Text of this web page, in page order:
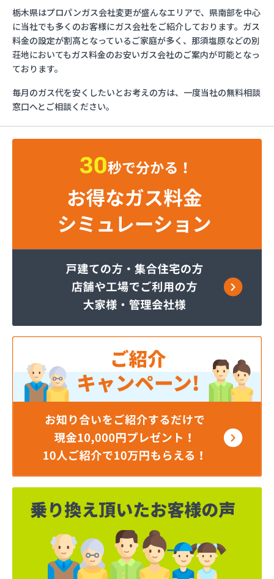
フジオックス株式会社 宇都宮営業所
マイシティプロパンガス
ミライフ株式会社 大田原店
烏山プロパン株式会社
烏山通運株式会社プロパンガス
益田屋プロパン有限会社
横川食販株式会社 一里販売所
横川食販株式会社一里販売所
河原実業株式会社 藤岡営業所
株式会社JAエルサポート LPガス総合センター
株式会社JAエルサポート じゃすぽーと真岡SS
株式会社JAエルサポート 県東支店
株式会社JAエルサポート 日光営業所
株式会社JAエルサポート
株式会社JAエルサポート 県北支店
株式会社MIKANE
株式会社TOKAI 小山支店
株式会社TOKAI 那須支店
株式会社あいづや
株式会社イイジマ
株式会社エコファースト
株式会社エス・ケーガス
株式会社エネサンスサービス
株式会社エルピオ 宇都宮営業所
株式会社オオイデ
株式会社ガスパル 宇都宮販売所
株式会社ガスパル 那須販売所
株式会社キクチ
株式会社クレックス 宇都宮営業所
株式会社クレックス 那須塩原営業所
株式会社グローバルエナジー
栃木県はプロパンガス会社変更が盛んなエリアで、県南部を中心
に当社でも多くのお客様にガス会社をご紹介しております。ガス
料金の設定が割高となっているご家庭が多く、那須塩原などの別
荘地においてもガス料金のお安いガス会社のご案内が可能となっ
ております。
毎月のガス代を安くしたいとお考えの方は、一度当社の無料相談
窓口へとご相談ください。